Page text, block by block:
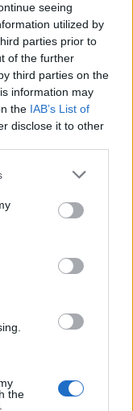
seeing
utilized by
parties prior to
of the further
third parties on the
information may
the IAB’s List of
disclose it to other
the